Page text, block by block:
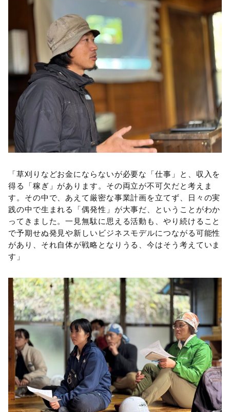
「草刈りなどお金にならないが必要な「仕事」と、収入を
得る「稼ぎ」があります。その両立が不可欠だと考えま
す。その中で、あえて厳密な事業計画を立てず、日々の実
践の中で生まれる「偶発性」が大事だ、ということがわか
ってきました。一見無駄に思える活動も、やり続けること
で予期せぬ発見や新しいビジネスモデルにつながる可能性
があり、それ自体が戦略となりうる、今はそう考えていま
す」